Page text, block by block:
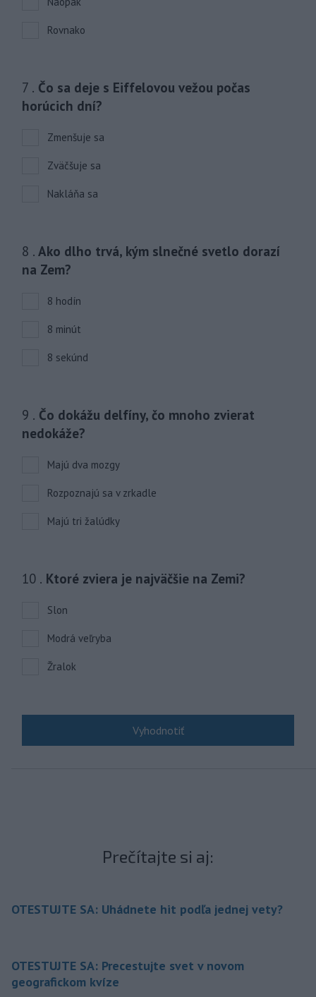
Prečítajte si aj:
OTESTUJTE SA: Uhádnete hit podľa jednej vety?
OTESTUJTE SA: Precestujte svet v novom
geografickom kvíze